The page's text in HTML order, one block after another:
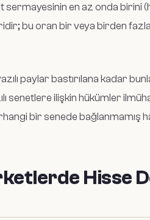
sermayesinin en az onda birini
bu oran bir veya birden
paylar bastırılana kadar
senetlere ilişkin hükümler
bir senede bağlanmamış
Hisse